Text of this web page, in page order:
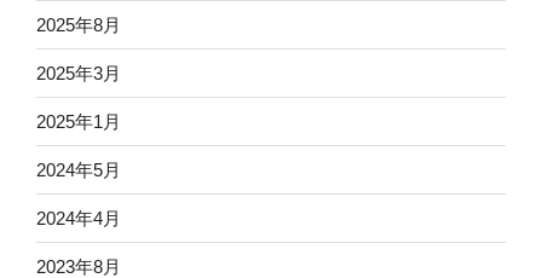
2025年8月
2025年3月
2025年1月
2024年5月
2024年4月
2023年8月